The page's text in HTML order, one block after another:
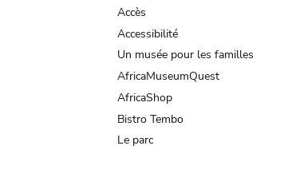
Accès
Accessibilité
Un musée pour les familles
AfricaMuseumQuest
AfricaShop
Bistro Tembo
Le parc